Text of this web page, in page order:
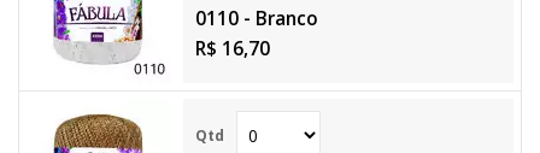
0110 - Branco
R$ 16,70